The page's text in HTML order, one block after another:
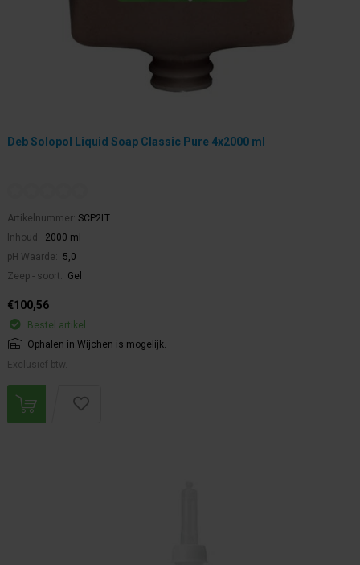
Deb Solopol Liquid Soap Classic Pure 4x2000 ml
Artikelnummer: SCP2LT
Inhoud:
2000 ml
pH Waarde:
5,0
Zeep - soort:
Gel
€100,56
Bestel artikel.
Ophalen in Wijchen is mogelijk.
Exclusief btw.